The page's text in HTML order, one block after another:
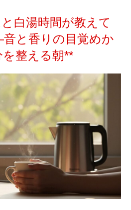
白湯時間が教えて
と香りの目覚めか
整える朝**